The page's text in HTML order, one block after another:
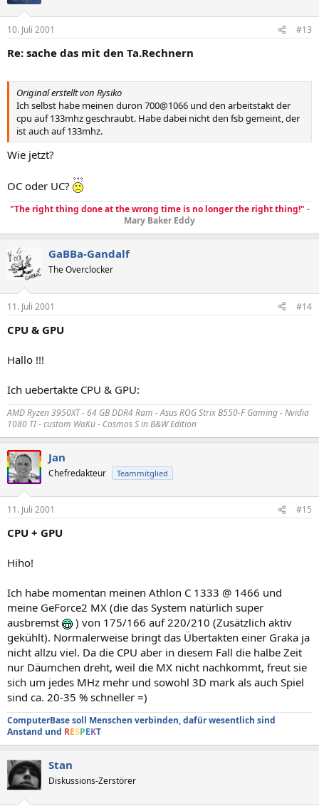
10. Juli 2001 #13
Re: sache das mit den Ta.Rechnern
Original erstellt von Rysiko
Ich selbst habe meinen duron 700@1066 und den arbeitstakt der
cpu auf 133mhz geschraubt. Habe dabei nicht den fsb gemeint, der
ist auch auf 133mhz.
Wie jetzt?
OC oder UC?
"The right thing done at the wrong time is no longer the right thing!" -
Mary Baker Eddy
GaBBa-Gandalf
The Overclocker
11. Juli 2001 #14
CPU & GPU
Hallo !!!
Ich uebertakte CPU & GPU:
AMD Ryzen 3950XT - 64 GB DDR4 Ram - Asus ROG Strix B550-F Gaming - Nvidia
1080 TI - custom WaKü - Cosmos S in B&W Edition
Jan
Chefredakteur Teammitglied
11. Juli 2001 #15
CPU + GPU
Hiho!
Ich habe momentan meinen Athlon C 1333 @ 1466 und
meine GeForce2 MX (die das System natürlich super
ausbremst
) von 175/166 auf 220/210 (Zusätzlich aktiv
gekühlt). Normalerweise bringt das Übertakten einer Graka ja
nicht allzu viel. Da die CPU aber in diesem Fall die halbe Zeit
nur Däumchen dreht, weil die MX nicht nachkommt, freut sie
sich um jedes MHz mehr und sowohl 3D mark als auch Spiel
sind ca. 20-35 % schneller =)
ComputerBase soll Menschen verbinden, dafür wesentlich sind
Anstand und RESPEKT
Stan
Diskussions-Zerstörer